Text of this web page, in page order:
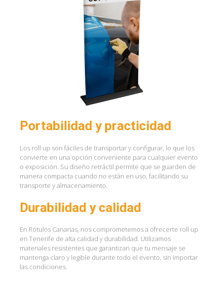
Portabilidad y practicidad
Los roll up son fáciles de transportar y configurar, lo que los
convierte en una opción conveniente para cualquier evento
o exposición. Su diseño retráctil permite que se guarden de
manera compacta cuando no están en uso, facilitando su
transporte y almacenamiento.
Durabilidad y calidad
En Rótulos Canarias, nos comprometemos a ofrecerte roll up
en Tenerife de alta calidad y durabilidad. Utilizamos
materiales resistentes que garantizan que tu mensaje se
mantenga claro y legible durante todo el evento, sin importar
las condiciones.